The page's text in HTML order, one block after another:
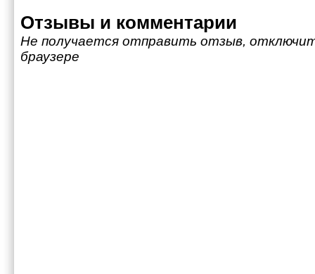
Отзывы и комментарии
Не получается отправить отзыв,
браузере